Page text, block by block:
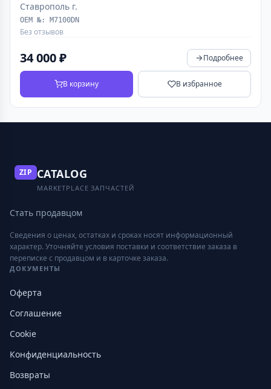
Ставрополь г.
OEM №: M7100DN
Без отзывов
34 000 ₽ Подробнее
В корзину В избранное
ZIP CATALOG
MARKETPLACE ЗАПЧАСТЕЙ
Стать продавцом
Сведения о ценах, остатках и сроках носят информационный
характер. Уточняйте условия поставки и соответствие заказа в
переписке с продавцом и в карточке заказа.
ДОКУМЕНТЫ
Оферта
Соглашение
Cookie
Конфиденциальность
Возвраты